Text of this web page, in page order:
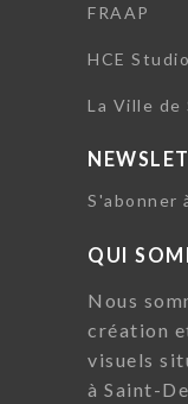
FRAAP
HCE
La Ville de
S'abonner
QUI
Nous
création
visuels
à Saint-